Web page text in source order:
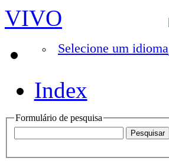
VIVO
Selecione um idioma
Index
Formulário de pesquisa